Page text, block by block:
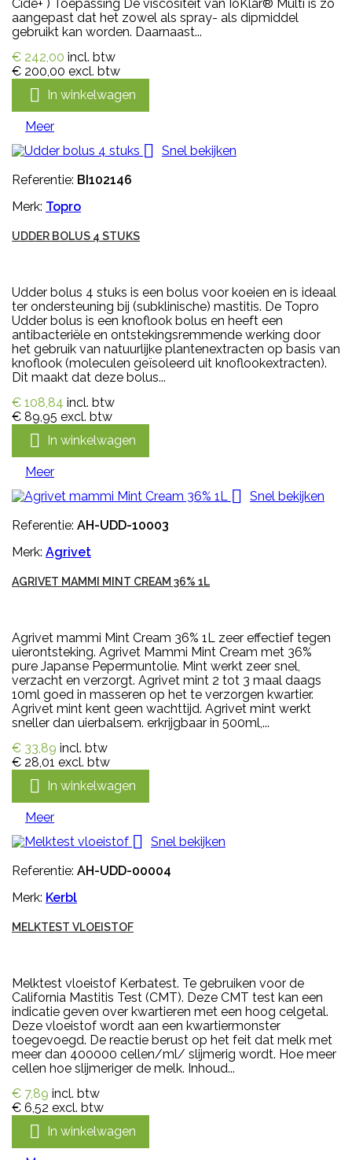
Cide+ ) Toepassing De viscositeit van IoKlar® Multi is zo
aangepast dat het zowel als spray- als dipmiddel
gebruikt kan worden. Daarnaast...
€ 242,00 incl. btw
€ 200,00 excl. btw
 In winkelwagen
Meer

Snel bekijken
Referentie: BI102146
Merk: Topro
UDDER BOLUS 4 STUKS
Udder bolus 4 stuks is een bolus voor koeien en is ideaal
ter ondersteuning bij (subklinische) mastitis. De Topro
Udder bolus is een knoflook bolus en heeft een
antibacteriële en ontstekingsremmende werking door
het gebruik van natuurlijke plantenextracten op basis van
knoflook (moleculen geïsoleerd uit knoflookextracten).
Dit maakt dat deze bolus...
€ 108,84 incl. btw
€ 89,95 excl. btw
 In winkelwagen
Meer

Snel bekijken
Referentie: AH-UDD-10003
Merk: Agrivet
AGRIVET MAMMI MINT CREAM 36% 1L
Agrivet mammi Mint Cream 36% 1L zeer effectief tegen
uierontsteking. Agrivet Mammi Mint Cream met 36%
pure Japanse Pepermuntolie. Mint werkt zeer snel,
verzacht en verzorgt. Agrivet mint 2 tot 3 maal daags
10ml goed in masseren op het te verzorgen kwartier.
Agrivet mint kent geen wachttijd. Agrivet mint werkt
sneller dan uierbalsem. erkrijgbaar in 500ml,...
€ 33,89 incl. btw
€ 28,01 excl. btw
 In winkelwagen
Meer

Snel bekijken
Referentie: AH-UDD-00004
Merk: Kerbl
MELKTEST VLOEISTOF
Melktest vloeistof Kerbatest. Te gebruiken voor de
California Mastitis Test (CMT). Deze CMT test kan een
indicatie geven over kwartieren met een hoog celgetal.
Deze vloeistof wordt aan een kwartiermonster
toegevoegd. De reactie berust op het feit dat melk met
meer dan 400000 cellen/ml/ slijmerig wordt. Hoe meer
cellen hoe slijmeriger de melk. Inhoud...
€ 7,89 incl. btw
€ 6,52 excl. btw
 In winkelwagen